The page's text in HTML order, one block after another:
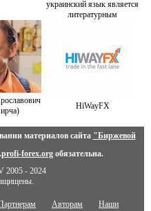
украинский язык является
литературным
HiWayFX
материалов сайта "Биржевой
forex.orgобязательна.
2005 - 2024
Авторам Наши